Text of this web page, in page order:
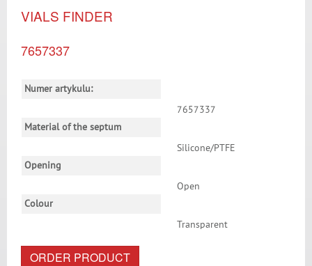
VIALS FINDER
7657337
Numer artykulu:
7657337
Material of the septum
Silicone/PTFE
Opening
Open
Colour
Transparent
ORDER PRODUCT